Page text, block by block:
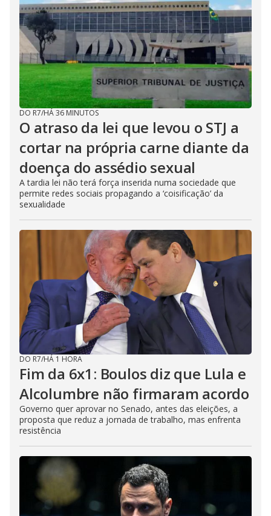
DO R7/HÁ 36 MINUTOS
O atraso da lei que levou o STJ a
cortar na própria carne diante da
doença do assédio sexual
A tardia lei não terá força inserida numa sociedade que
permite redes sociais propagando a ‘coisificação’ da
sexualidade
DO R7/HÁ 1 HORA
Fim da 6x1: Boulos diz que Lula e
Alcolumbre não firmaram acordo
Governo quer aprovar no Senado, antes das eleições, a
proposta que reduz a jornada de trabalho, mas enfrenta
resistência